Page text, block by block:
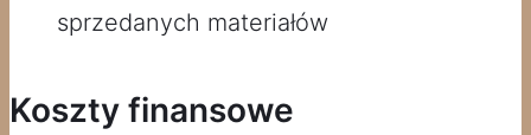
sprzedanych materiałów
Koszty finansowe